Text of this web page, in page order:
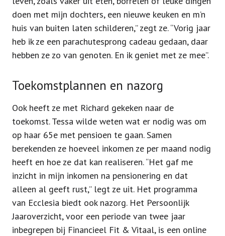
doen met mijn dochters, een nieuwe keuken en m’n
huis van buiten laten schilderen,” zegt ze. “Vorig jaar
heb ik ze een parachutesprong cadeau gedaan, daar
hebben ze zo van genoten. En ik geniet met ze mee”.
Toekomstplannen en nazorg
Ook heeft ze met Richard gekeken naar de
toekomst. Tessa wilde weten wat er nodig was om
op haar 65e met pensioen te gaan. Samen
berekenden ze hoeveel inkomen ze per maand nodig
heeft en hoe ze dat kan realiseren. “Het gaf me
inzicht in mijn inkomen na pensionering en dat
alleen al geeft rust,” legt ze uit. Het programma
van Ecclesia biedt ook nazorg. Het Persoonlijk
Jaaroverzicht, voor een periode van twee jaar
inbegrepen bij Financieel Fit & Vitaal, is een online